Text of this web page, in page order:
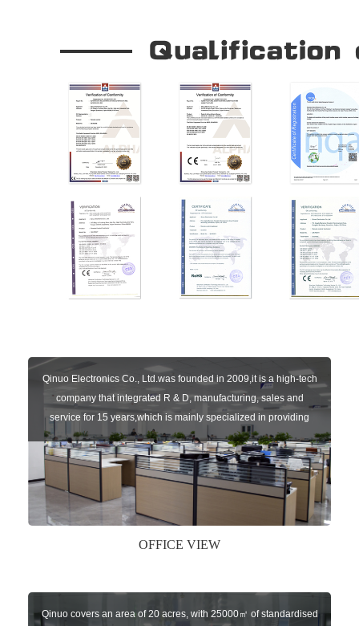
Qinuo Electronics Co., Ltd.was founded in 2009,it is a high-tech
company that integrated R & D, manufacturing, sales and
service for 15 years,which is mainly specialized in providing
sensors of automatic door, control system of door and gate, car
key remote, auto parts etc. The company currently has four
independent brands: U-CONTROL, U-SENSORS, U-
AUTOGATES and U-AUTOKEYS.
OFFICE VIEW
Qinuo covers an area of 20 acres, with 25000㎡ of standardised